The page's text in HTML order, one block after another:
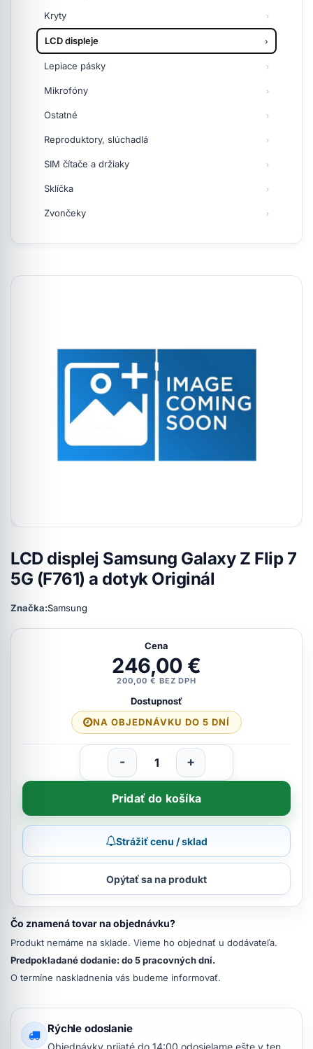
Kryty
LCD displeje
Lepiace pásky
Mikrofóny
Ostatné
Reproduktory, slúchadlá
SIM čítače a držiaky
Sklíčka
Zvončeky
LCD displej Samsung Galaxy Z Flip 7
5G (F761) a dotyk Originál
Značka:Samsung
Cena
246,00 €
200,00 € BEZ DPH
Dostupnosť
NA OBJEDNÁVKU DO 5 DNÍ
- +
Pridať do košíka
Strážiť cenu / sklad
Opýtať sa na produkt
Čo znamená tovar na objednávku?
Produkt nemáme na sklade. Vieme ho objednať u dodávateľa.
Predpokladané dodanie: do 5 pracovných dní.
O termíne naskladnenia vás budeme informovať.
Rýchle odoslanie
Objednávky prijaté do 14:00 odosielame ešte v ten